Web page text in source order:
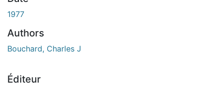
1977
Authors
Bouchard, Charles J
Éditeur